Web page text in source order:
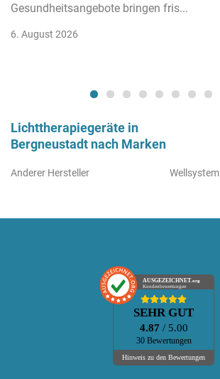
Gesundheitsangebote bringen fris...
6. August 2026
Lichttherapiegeräte in
Bergneustadt nach Marken
Anderer Hersteller Wellsystem
AUSGEZEICHNET.org
Kundenbewertungen
SEHR GUT
4.87 / 5.00
30 Bewertungen
Hinweis zu den Bewertungen